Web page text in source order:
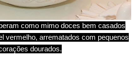
como mimo doces bem casados
vermelho, arrematados com pequenos
dourados.